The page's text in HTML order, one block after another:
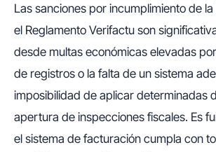
Las sanciones por incumplimiento de
el Reglamento Verifactu son
desde multas económicas elevadas
de registros o la falta de un sistema
imposibilidad de aplicar determinadas
apertura de inspecciones fiscales. Es
el sistema de facturación cumpla con